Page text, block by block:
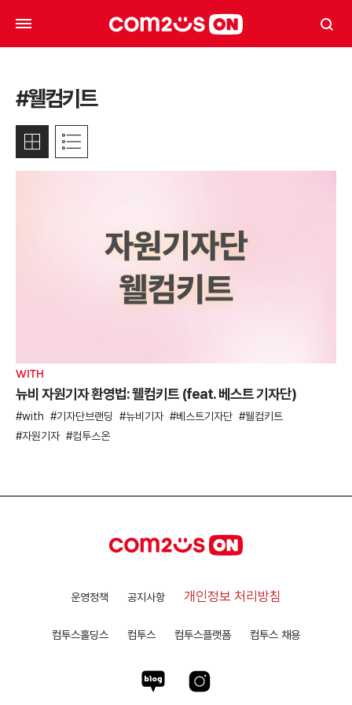
#웰컴키트
WITH
뉴비 자원기자 환영법: 웰컴키트 (feat. 베스트 기자단)
with 기자단브랜딩 뉴비기자 베스트기자단
웰컴키트
자원기자
컴투스온
운영정책 공지사항 개인정보 처리방침
컴투스홀딩스 컴투스 컴투스플랫폼 컴투스 채용